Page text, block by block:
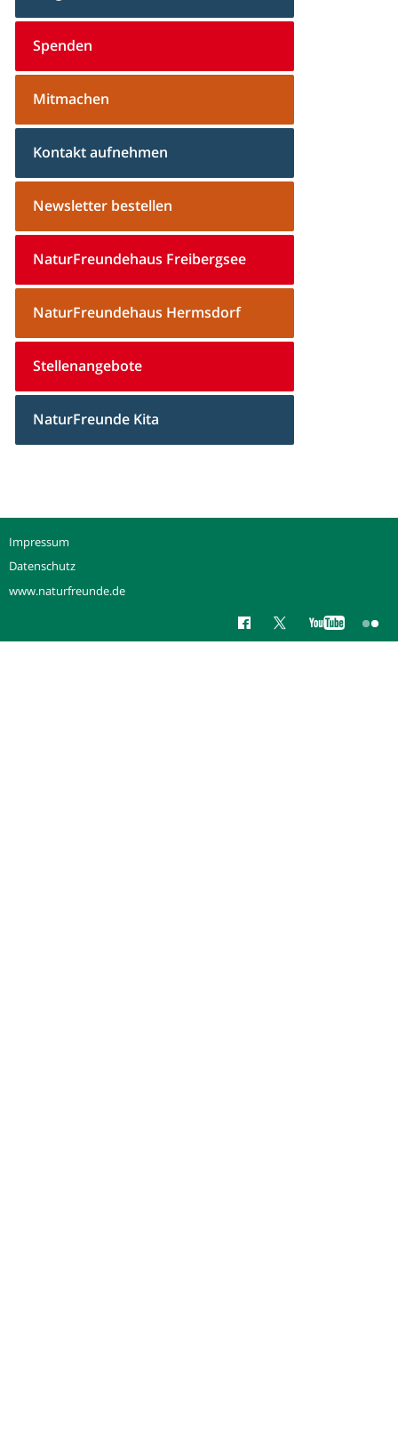
Spenden
Mitmachen
Kontakt aufnehmen
Newsletter bestellen
NaturFreundehaus Freibergsee
NaturFreundehaus Hermsdorf
Stellenangebote
NaturFreunde Kita
Impressum
Datenschutz
www.naturfreunde.de